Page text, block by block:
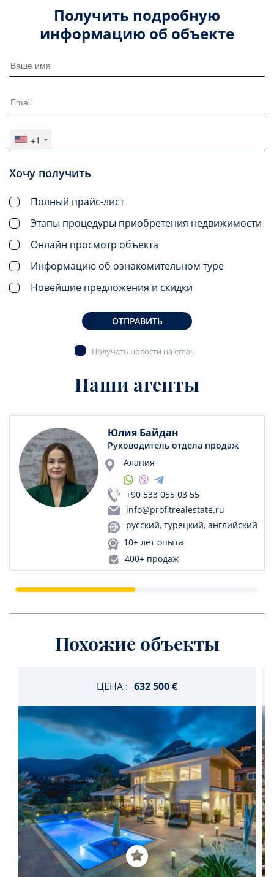
Получить подробную
информацию об объекте
+1
Хочу получить
Полный прайс-лист
Этапы процедуры приобретения недвижимости
Онлайн просмотр объекта
Информацию об ознакомительном туре
Новейшие предложения и скидки
ОТПРАВИТЬ
Получать новости на email
Наши агенты
Юлия Байдан
Руководитель отдела продаж
Алания
+90 533 055 03 55
info@profitrealestate.ru
русский, турецкий, английский
10+ лет опыта
400+ продаж
Похожие объекты
ЦЕНА : 632 500 €